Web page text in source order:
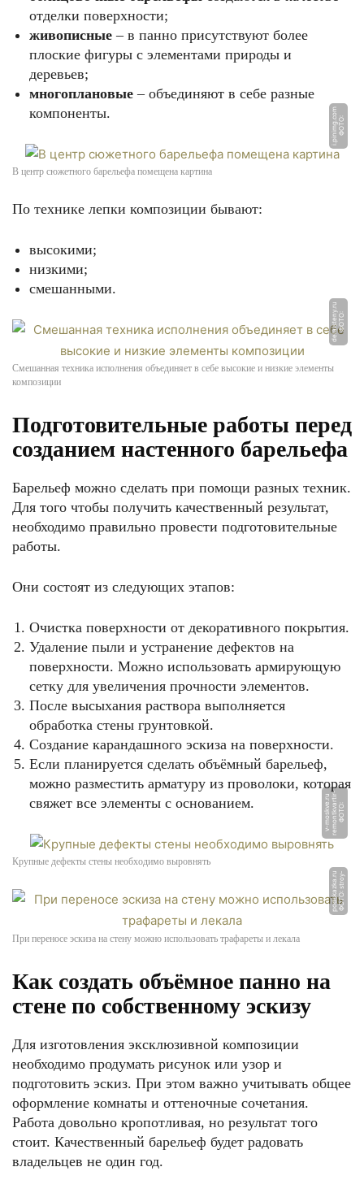
отделки поверхности;
живописные – в панно присутствуют более
плоские фигуры с элементами природы и
деревьев;
многоплановые – объединяют в себе разные
компоненты.
Ф
О
Т
О:
i.
pi
ni
m
g.
c
o
m
В центр сюжетного барельефа помещена картина
По технике лепки композиции бывают:
высокими;
низкими;
смешанными.
Ф
О
Т
О:
d
el
ai
s
t
e
n
y.
r
u
Смешанная техника исполнения объединяет в себе высокие и низкие элементы
композиции
Подготовительные работы перед
созданием настенного барельефа
Барельеф можно сделать при помощи разных техник.
Для того чтобы получить качественный результат,
необходимо правильно провести подготовительные
работы.
Они состоят из следующих этапов:
Очистка поверхности от декоративного покрытия.
Удаление пыли и устранение дефектов на
поверхности. Можно использовать армирующую
сетку для увеличения прочности элементов.
После высыхания раствора выполняется
обработка стены грунтовкой.
Создание карандашного эскиза на поверхности.
Если планируется сделать объёмный барельеф,
можно разместить арматуру из проволоки, которая
свяжет все элементы с основанием.
Ф
О
Т
О:
r
e
m
o
n
t
k
v
a
r
ti
r-v
-
m
o
s
k
v
e.
r
u
Крупные дефекты стены необходимо выровнять
Ф
О
Т
О:
s
t
r
o
y
-
p
o
d
s
k
a
z
k
a.
r
u
При переносе эскиза на стену можно использовать трафареты и лекала
Как создать объёмное панно на
стене по собственному эскизу
Для изготовления эксклюзивной композиции
необходимо продумать рисунок или узор и
подготовить эскиз. При этом важно учитывать общее
оформление комнаты и оттеночные сочетания.
Работа довольно кропотливая, но результат того
стоит. Качественный барельеф будет радовать
владельцев не один год.